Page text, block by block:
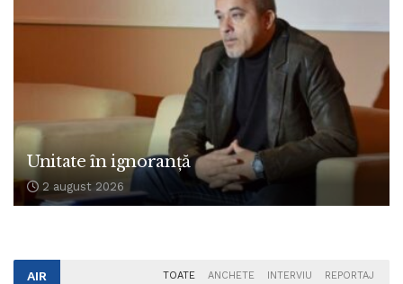
Unitate în ignoranță
2 august 2026
AIR TOATE ANCHETE INTERVIU REPORTAJ